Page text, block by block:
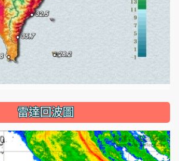
雷達回波圖